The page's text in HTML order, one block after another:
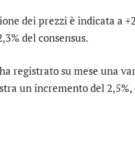
dei prezzi è indicata a
del consensus.
registrato su mese una
un incremento del